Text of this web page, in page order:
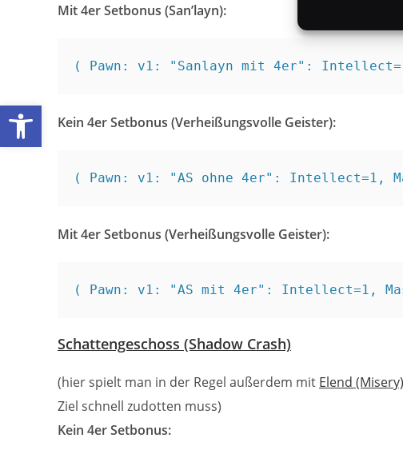
Werkzeugleiste öffnen
Mit 4er Setbonus (San’layn):
( Pawn: v1: "Sanlayn mit 4er":
Kein 4er Setbonus (Verheißungsvolle Geister):
( Pawn: v1: "AS ohne 4er": Intellect=1,
Mit 4er Setbonus (Verheißungsvolle Geister):
( Pawn: v1: "AS mit 4er": Intellect=1,
Schattengeschoss (Shadow Crash)
(hier spielt man in der Regel außerdem mit Elend (Misery)
Ziel schnell zudotten muss)
Kein 4er Setbonus: